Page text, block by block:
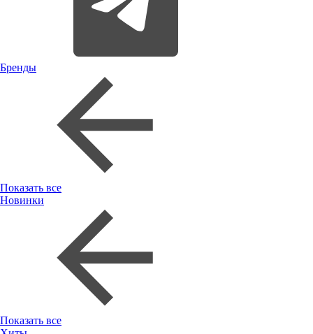
Бренды
Показать все
Новинки
Показать все